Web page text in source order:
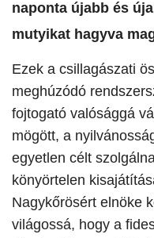
naponta újabb és
mutyikat hagyva
​Ezek a csillagászati
meghúzódó
fojtogató valósággá
mögött, a
egyetlen célt
könyörtelen
Nagykőrösért elnöke
világossá, hogy a